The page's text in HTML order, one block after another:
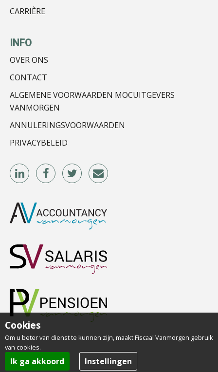
Roger van de Berg
Olga Jansen
CARRIÈRE
INFO
OVER ONS
CONTACT
ALGEMENE VOORWAARDEN MOCUITGEVERS
VANMORGEN
ANNULERINGSVOORWAARDEN
PRIVACYBELEID
Cookies
Om u beter van dienst te kunnen zijn, maakt Fiscaal Vanmorgen gebruik
van cookies.
Ik ga akkoord Instellingen